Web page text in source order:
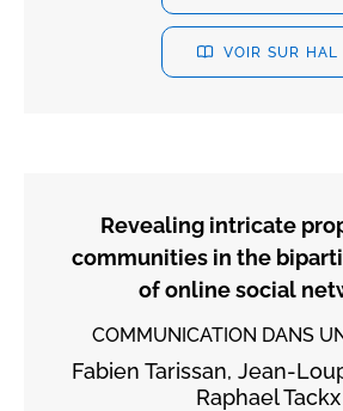
VOIR SUR HAL
Revealing intricate
communities in the
of online social
COMMUNICATION DANS
Fabien Tarissan, Jean-
Raphael Tackx